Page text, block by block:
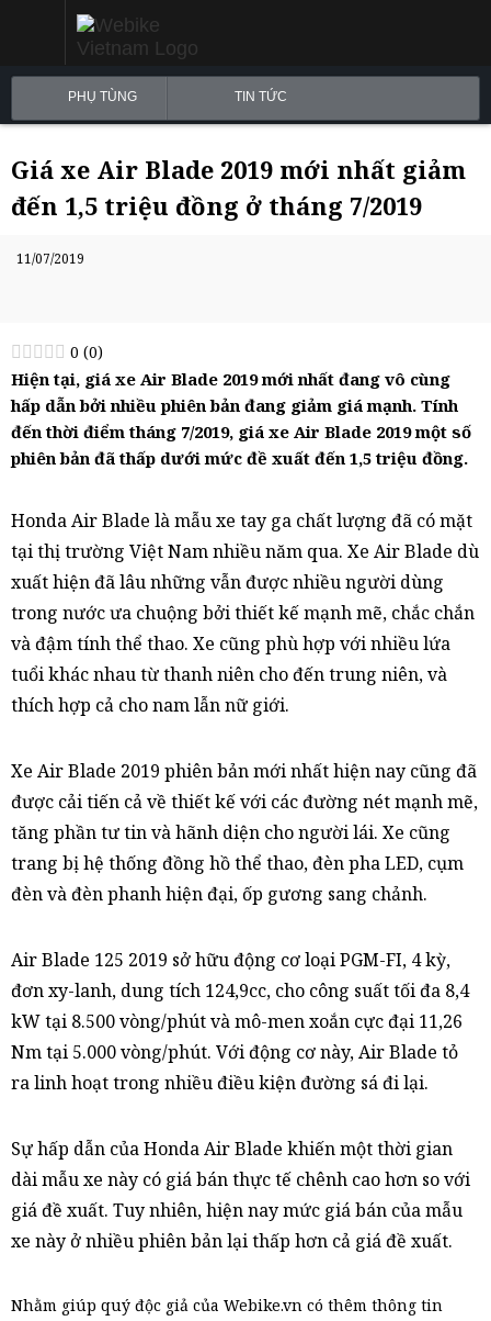
PHỤ TÙNG TIN TỨC
Giá xe Air Blade 2019 mới nhất giảm
đến 1,5 triệu đồng ở tháng 7/2019
11/07/2019
0 (0)
Hiện tại, giá xe Air Blade 2019 mới nhất đang vô cùng
hấp dẫn bởi nhiều phiên bản đang giảm giá mạnh. Tính
đến thời điểm tháng 7/2019, giá xe Air Blade 2019 một số
phiên bản đã thấp dưới mức đề xuất đến 1,5 triệu đồng.
Honda Air Blade là mẫu xe tay ga chất lượng đã có mặt
tại thị trường Việt Nam nhiều năm qua. Xe Air Blade dù
xuất hiện đã lâu những vẫn được nhiều người dùng
trong nước ưa chuộng bởi thiết kế mạnh mẽ, chắc chắn
và đậm tính thể thao. Xe cũng phù hợp với nhiều lứa
tuổi khác nhau từ thanh niên cho đến trung niên, và
thích hợp cả cho nam lẫn nữ giới.
Xe Air Blade 2019 phiên bản mới nhất hiện nay cũng đã
được cải tiến cả về thiết kế với các đường nét mạnh mẽ,
tăng phần tư tin và hãnh diện cho người lái. Xe cũng
trang bị hệ thống đồng hồ thể thao, đèn pha LED, cụm
đèn và đèn phanh hiện đại, ốp gương sang chảnh.
Air Blade 125 2019 sở hữu động cơ loại PGM-FI, 4 kỳ,
đơn xy-lanh, dung tích 124,9cc, cho công suất tối đa 8,4
kW tại 8.500 vòng/phút và mô-men xoắn cực đại 11,26
Nm tại 5.000 vòng/phút. Với động cơ này, Air Blade tỏ
ra linh hoạt trong nhiều điều kiện đường sá đi lại.
Sự hấp dẫn của Honda Air Blade khiến một thời gian
dài mẫu xe này có giá bán thực tế chênh cao hơn so với
giá đề xuất. Tuy nhiên, hiện nay mức giá bán của mẫu
xe này ở nhiều phiên bản lại thấp hơn cả giá đề xuất.
Nhằm giúp quý độc giả của Webike.vn có thêm thông tin